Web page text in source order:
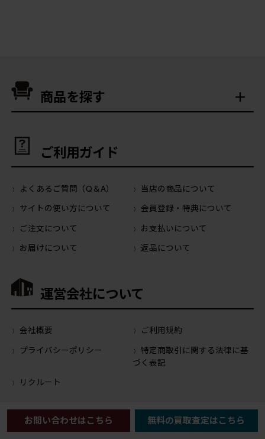
商品を探す
ご利用ガイド
よくあるご質問（Q＆A）
当店の商品について
サイトの使い方について
会員登録・特典について
ご注文について
お支払いについて
お届けについて
返品について
運営会社について
会社概要
ご利用規約
プライバシーポリシー
特定商取引に関する法律に基
づく表記
リクルート
公式SNS
お問い合わせはこちら 無料の買取査定はこちら